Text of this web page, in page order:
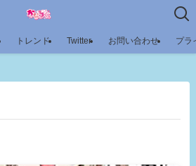
トレンド Twitter お問い合わせ プラ